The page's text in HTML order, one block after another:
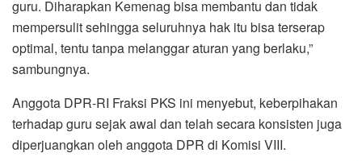
guru. Diharapkan Kemenag bisa membantu dan tidak
mempersulit sehingga seluruhnya hak itu bisa terserap
optimal, tentu tanpa melanggar aturan yang berlaku,”
sambungnya.
Anggota DPR-RI Fraksi PKS ini menyebut, keberpihakan
terhadap guru sejak awal dan telah secara konsisten juga
diperjuangkan oleh anggota DPR di Komisi VIII.